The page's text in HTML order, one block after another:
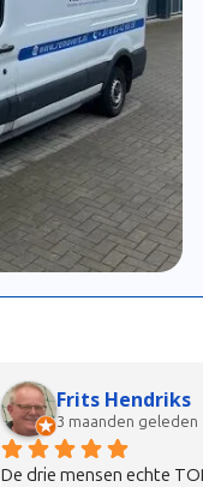
pek Snek
4 maanden geleden
Ik wil bij deze Khalil en